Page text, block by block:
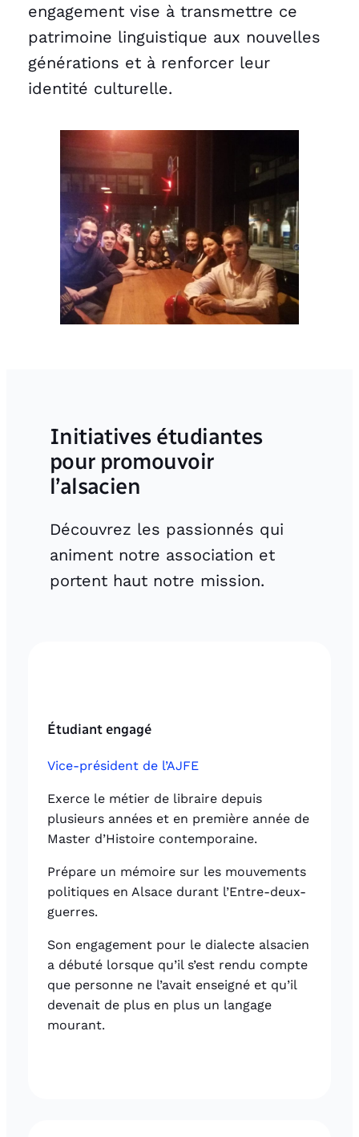
engagement vise à transmettre ce
patrimoine linguistique aux nouvelles
générations et à renforcer leur
identité culturelle.
Initiatives étudiantes
pour promouvoir
l’alsacien
Découvrez les passionnés qui
animent notre association et
portent haut notre mission.
Étudiant engagé
Vice-président de l’AJFE
Exerce le métier de libraire depuis
plusieurs années et en première année de
Master d’Histoire contemporaine.
Prépare un mémoire sur les mouvements
politiques en Alsace durant l’Entre-deux-
guerres.
Son engagement pour le dialecte alsacien
a débuté lorsque qu’il s’est rendu compte
que personne ne l’avait enseigné et qu’il
devenait de plus en plus un langage
mourant.